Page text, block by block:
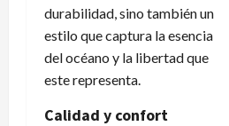
durabilidad, sino también un
estilo que captura la esencia
del océano y la libertad que
este representa.
Calidad y confort